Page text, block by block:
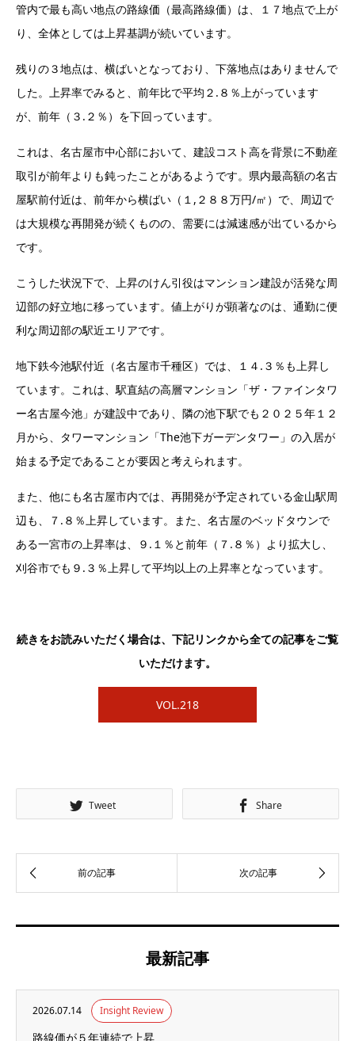
管内で最も高い地点の路線価（最高路線価）は、１７地点で上が
り、全体としては上昇基調が続いています。
残りの３地点は、横ばいとなっており、下落地点はありませんで
した。上昇率でみると、前年比で平均２.８％上がっています
が、前年（３.２％）を下回っています。
これは、名古屋市中心部において、建設コスト高を背景に不動産
取引が前年よりも鈍ったことがあるようです。県内最高額の名古
屋駅前付近は、前年から横ばい（１,２８８万円/㎡）で、周辺で
は大規模な再開発が続くものの、需要には減速感が出ているから
です。
こうした状況下で、上昇のけん引役はマンション建設が活発な周
辺部の好立地に移っています。値上がりが顕著なのは、通勤に便
利な周辺部の駅近エリアです。
地下鉄今池駅付近（名古屋市千種区）では、１４.３％も上昇し
ています。これは、駅直結の高層マンション「ザ・ファインタワ
ー名古屋今池」が建設中であり、隣の池下駅でも２０２５年１２
月から、タワーマンション「The池下ガーデンタワー」の入居が
始まる予定であることが要因と考えられます。
また、他にも名古屋市内では、再開発が予定されている金山駅周
辺も、７.８％上昇しています。また、名古屋のベッドタウンで
ある一宮市の上昇率は、９.１％と前年（７.８％）より拡大し、
刈谷市でも９.３％上昇して平均以上の上昇率となっています。
続きをお読みいただく場合は、下記リンクから全ての記事をご覧
いただけます。
VOL.218
Tweet Share
最新記事
2026.07.14 Insight Review
路線価が５年連続で上昇